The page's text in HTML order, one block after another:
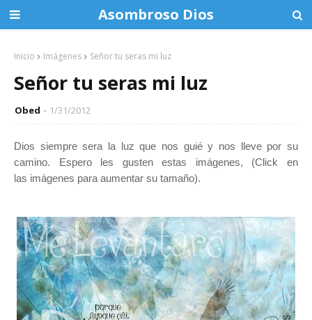
Asombroso Dios
Inicio Imágenes Señor tu seras mi luz
Señor tu seras mi luz
Obed 1/31/2012
Dios siempre sera la luz que nos guié y nos lleve por su
camino. Espero les gusten estas imágenes, (Click en
las imágenes para aumentar su tamaño).